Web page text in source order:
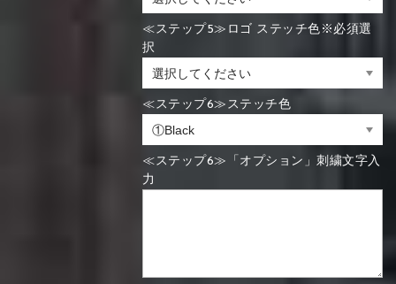
≪ステップ5≫ロゴ ステッチ色※必須選
択
≪ステップ6≫ステッチ色
≪ステップ6≫「オプション」刺繍文字入
力